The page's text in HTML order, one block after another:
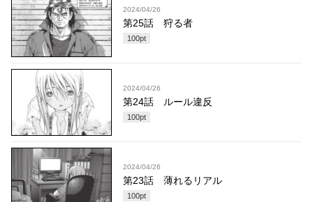
2024/04/26
第25話 狩る者
100pt
2024/04/26
第24話 ルール違反
100pt
2024/04/26
第23話 薄れるリアル
100pt